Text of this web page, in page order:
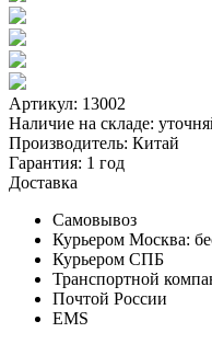
Артикул: 13002
Наличие на складе:
Производитель: Китай
Гарантия: 1 год
Доставка
Самовывоз
Курьером Москва:
Курьером СПБ
Транспортной
Почтой России
EMS